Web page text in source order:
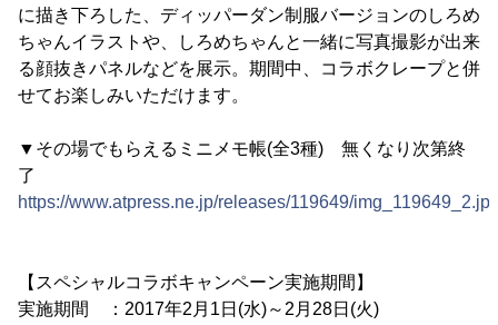
に描き下ろした、ディッパーダン制服バージョンのしろめ
ちゃんイラストや、しろめちゃんと一緒に写真撮影が出来
る顔抜きパネルなどを展示。期間中、コラボクレープと併
せてお楽しみいただけます。
▼その場でもらえるミニメモ帳(全3種) 無くなり次第終
了
https://www.atpress.ne.jp/releases/119649/
【スペシャルコラボキャンペーン実施期間】
実施期間 ：2017年2月1日(水)～2月28日(火)